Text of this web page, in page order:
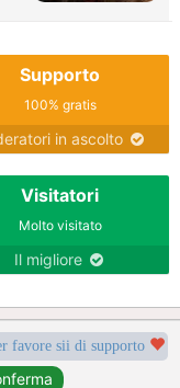
Supporto
100% gratis
in ascolto
Visitatori
Molto visitato
Il migliore
favore sii di supporto